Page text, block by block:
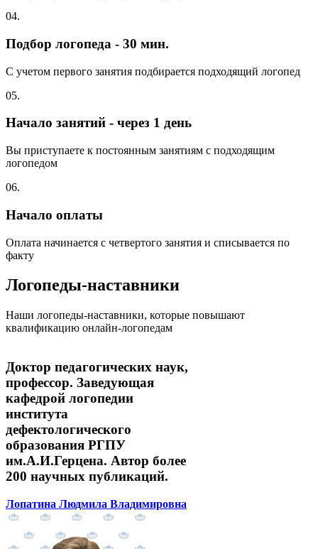
04.
Подбор логопеда - 30 мин.
С учетом первого занятия подбирается подходящий логопед
05.
Начало занятий - через 1 день
Вы приступаете к постоянным занятиям с подходящим
логопедом
06.
Начало оплаты
Оплата начинается с четвертого занятия и списывается по
факту
Логопеды-наставники
Наши логопеды-наставники, которые повышают
квалификацию онлайн-логопедам
Доктор педагогических наук,
профессор. Заведующая
кафедрой логопедии
института
дефектологического
образования РГПУ
им.А.И.Герцена. Автор более
200 научных публикаций.
Лопатина Людмила Владимировна